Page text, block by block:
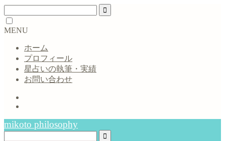
MENU
ホーム
プロフィール
星占いの執筆・実績
お問い合わせ
mikoto philosophy